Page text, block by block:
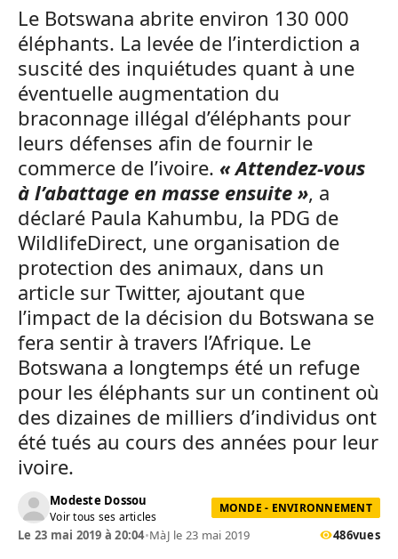
Le Botswana abrite environ 130 000
éléphants. La levée de l’interdiction a
suscité des inquiétudes quant à une
éventuelle augmentation du
braconnage illégal d’éléphants pour
leurs défenses afin de fournir le
commerce de l’ivoire. « Attendez-vous
à l’abattage en masse ensuite », a
déclaré Paula Kahumbu, la PDG de
WildlifeDirect, une organisation de
protection des animaux, dans un
article sur Twitter, ajoutant que
l’impact de la décision du Botswana se
fera sentir à travers l’Afrique. Le
Botswana a longtemps été un refuge
pour les éléphants sur un continent où
des dizaines de milliers d’individus ont
été tués au cours des années pour leur
ivoire.
Modeste Dossou
Voir tous ses articles
MONDE - ENVIRONNEMENT
Le 23 mai 2019 à 20:04•MàJ le 23 mai 2019 486vues